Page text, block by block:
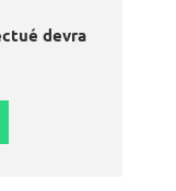
devra